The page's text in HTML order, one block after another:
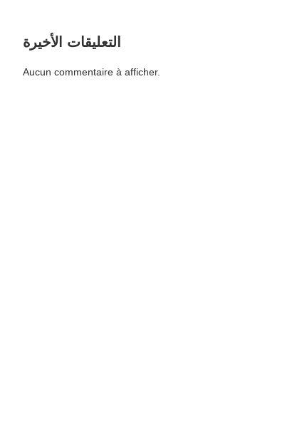
التعليقات الأخيرة
Aucun commentaire à afficher.